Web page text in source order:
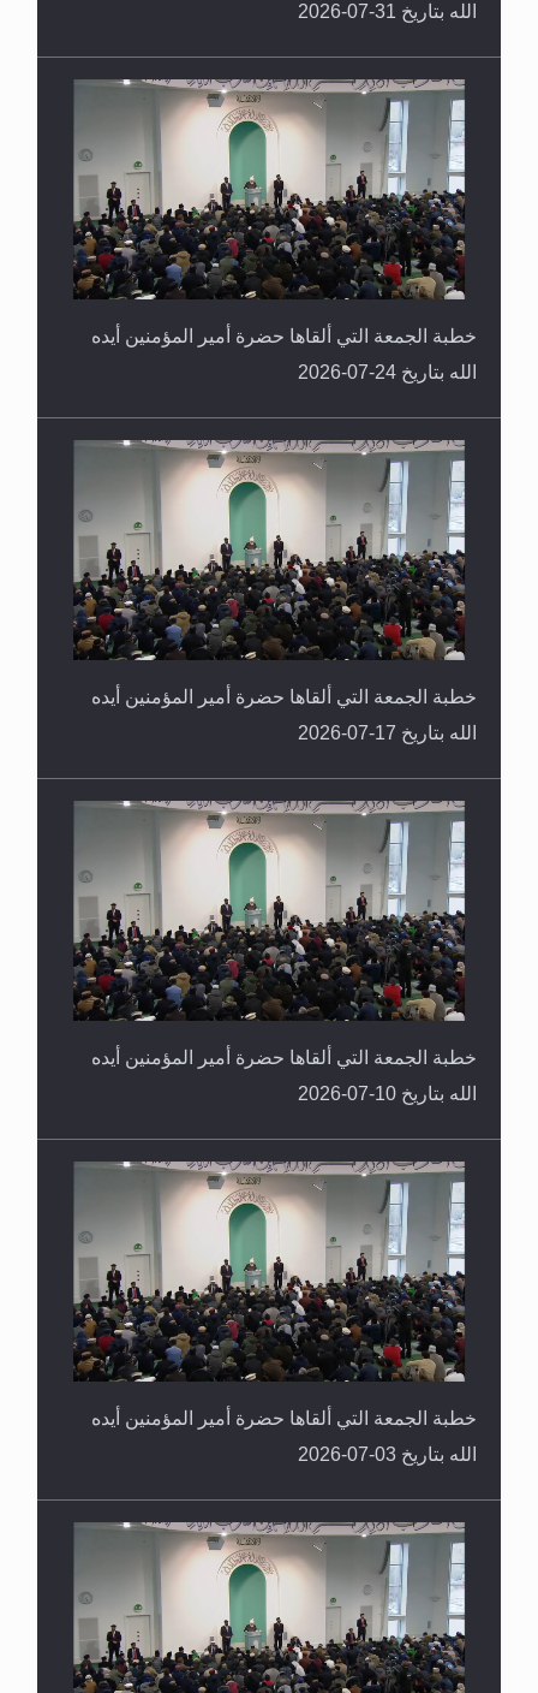
الله بتاريخ 31-07-2026
خطبة الجمعة التي ألقاها حضرة أمير المؤمنين أيده
الله بتاريخ 24-07-2026
خطبة الجمعة التي ألقاها حضرة أمير المؤمنين أيده
الله بتاريخ 17-07-2026
خطبة الجمعة التي ألقاها حضرة أمير المؤمنين أيده
الله بتاريخ 10-07-2026
خطبة الجمعة التي ألقاها حضرة أمير المؤمنين أيده
الله بتاريخ 03-07-2026